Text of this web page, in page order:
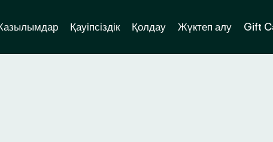
Қауіпсіздік Қолдау Жүктеп алу Gift